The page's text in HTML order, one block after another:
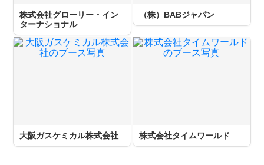
株式会社グローリー・イン
ターナショナル
（株）BABジャパン
大阪ガスケミカル株式会社 株式会社タイムワールド